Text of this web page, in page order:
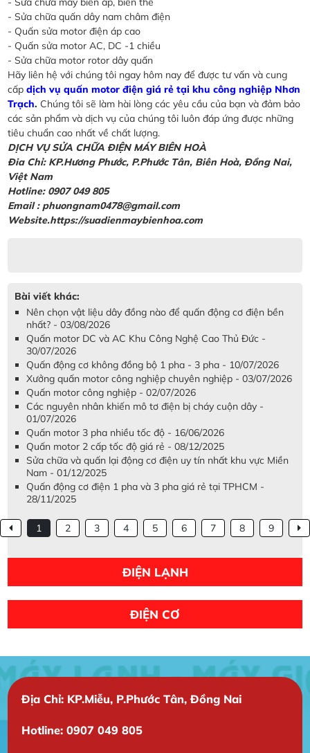
- Sửa chữa quấn dây nam châm điện
- Quấn sửa motor điện áp cao
- Quấn sửa motor AC, DC -1 chiều
- Sửa chữa motor rotor dây quấn
Hãy liên hệ với chúng tôi ngay hôm nay để được tư vấn và cung
cấpdịch vụ quấn motor điện giá rẻ tại khu công nghiệp Nhơn
Trạch. Chúng tôi sẽ làm hài lòng các yêu cầu của bạn và đảm bảo
các sản phẩm và dịch vụ của chúng tôi luôn đáp ứng được những
tiêu chuẩn cao nhất về chất lượng.
DỊCH VỤ SỬA CHỮA ĐIỆN MÁY BIÊN HOÀ
Đia Chỉ: KP.Hương Phước, P.Phước Tân, Biên Hoà, Đồng Nai,
Việt Nam
Hotline: 0907 049 805
Email : phuongnam0478@gmail.com
Website.https://suadienmaybienhoa.com
Bài viết khác:
Nên chọn vật liệu dây đồng nào để quấn động cơ điện bền
nhất? - 03/08/2026
Quấn motor DC và AC Khu Công Nghệ Cao Thủ Đức -
30/07/2026
Quấn động cơ không đồng bộ 1 pha - 3 pha - 10/07/2026
Xưởng quấn motor công nghiệp chuyên nghiệp - 03/07/2026
Quấn motor công nghiệp - 02/07/2026
Các nguyên nhân khiến mô tơ điện bị cháy cuộn dây -
01/07/2026
Quấn motor 3 pha nhiều tốc độ - 16/06/2026
Quấn motor 2 cấp tốc độ giá rẻ - 08/12/2025
Sửa chữa và quấn lại động cơ điện uy tín nhất khu vực Miền
Nam - 01/12/2025
Quấn động cơ điện 1 pha và 3 pha giá rẻ tại TPHCM -
28/11/2025
1 2 3 4 5 6 7 8 9
ĐIỆN LẠNH
ĐIỆN CƠ
Địa Chỉ: KP.Miễu, P.Phước Tân, Đồng Nai
Hotline: 0907 049 805